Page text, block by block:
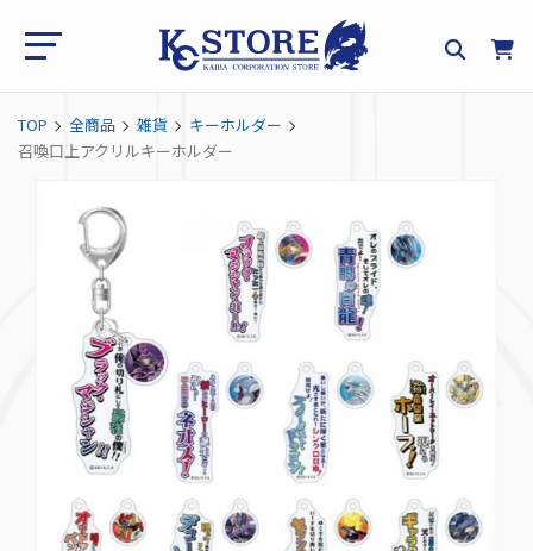
TOP 全商品 雑貨
キーホルダー
召喚口上アクリルキーホルダー